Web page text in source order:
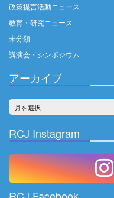
政策提言活動ニュース
教育・研究ニュース
未分類
講演会・シンポジウム
アーカイブ
カ
イ
ブ
RCJ Instagram